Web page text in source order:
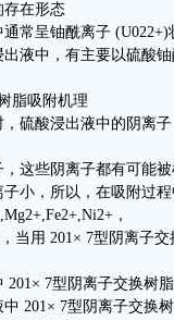
存在形态
常呈铀酰离子
液中，有主要以硫酸
脂吸附机理
硫酸浸出液中的阴离
这些阴离子都有可能
子小，所以，在吸附过
，
，当用 201× 7型阴离子
201× 7型阴离子交换树
201× 7型阴离子交换